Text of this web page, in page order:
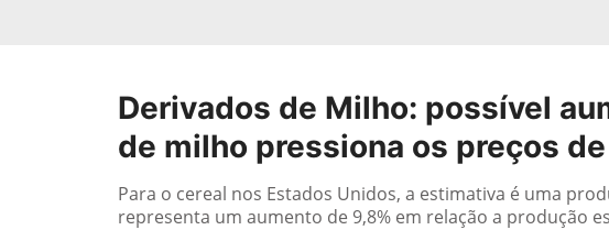
Derivados de Milho: possível
de milho pressiona os preços
Para o cereal nos Estados Unidos, a estimativa é uma
representa um aumento de 9,8% em relação a produção